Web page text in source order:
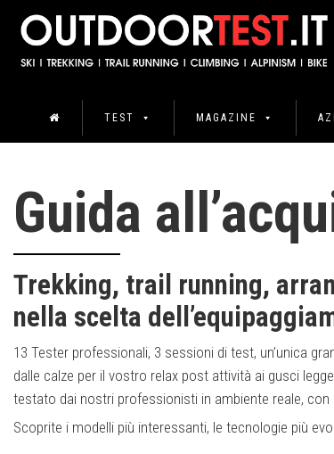
TEST MAGAZINE
Guida
Trekking, trail running,
nella scelta
13 Tester professionali, 3 sessioni di test, un’unica
dalle calze per il vostro relax post attività ai gusci
testato dai nostri professionisti in ambiente reale, con
Scoprite i modelli più interessanti, le tecnologie più